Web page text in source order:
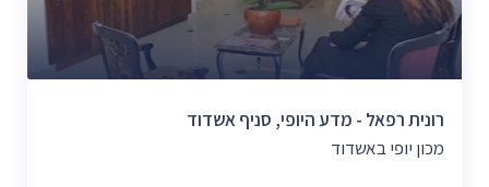
רונית רפאל - מדע היופי, סניף אשדוד
מכון יופי באשדוד